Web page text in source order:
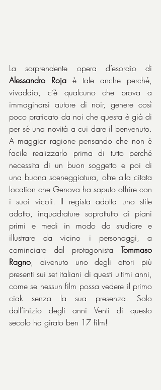
Alessandro Roja è tale anche perché,
vivaddio, c’è qualcuno che prova a
immaginarsi autore di noir, genere così
poco praticato da noi che questa è già di
per sé una novità a cui dare il benvenuto.
A maggior ragione pensando che non è
facile realizzarlo prima di tutto perché
necessita di un buon soggetto e poi di
una buona sceneggiatura, oltre alla citata
location che Genova ha saputo offrire con
i suoi vicoli. Il regista adotta uno stile
adatto, inquadrature soprattutto di piani
primi e medi in modo da studiare e
illustrare da vicino i personaggi, a
cominciare dal protagonista Tommaso
Ragno, divenuto uno degli attori più
presenti sui set italiani di questi ultimi anni,
come se nessun film possa vedere il primo
ciak senza la sua presenza. Solo
dall’inizio degli anni Venti di questo
secolo ha girato ben 17 film!